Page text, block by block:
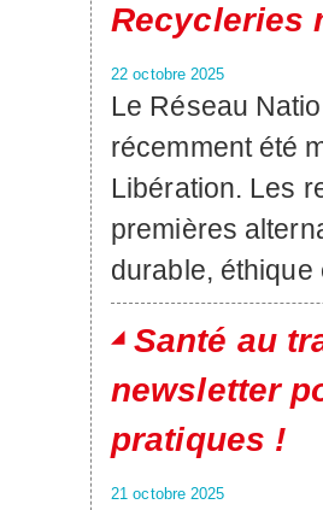
Recycleries
22 octobre 2025
Le Réseau
récemment été
Libération. Les
premières
durable,
Santé au
newsletter
pratiques !
21 octobre 2025